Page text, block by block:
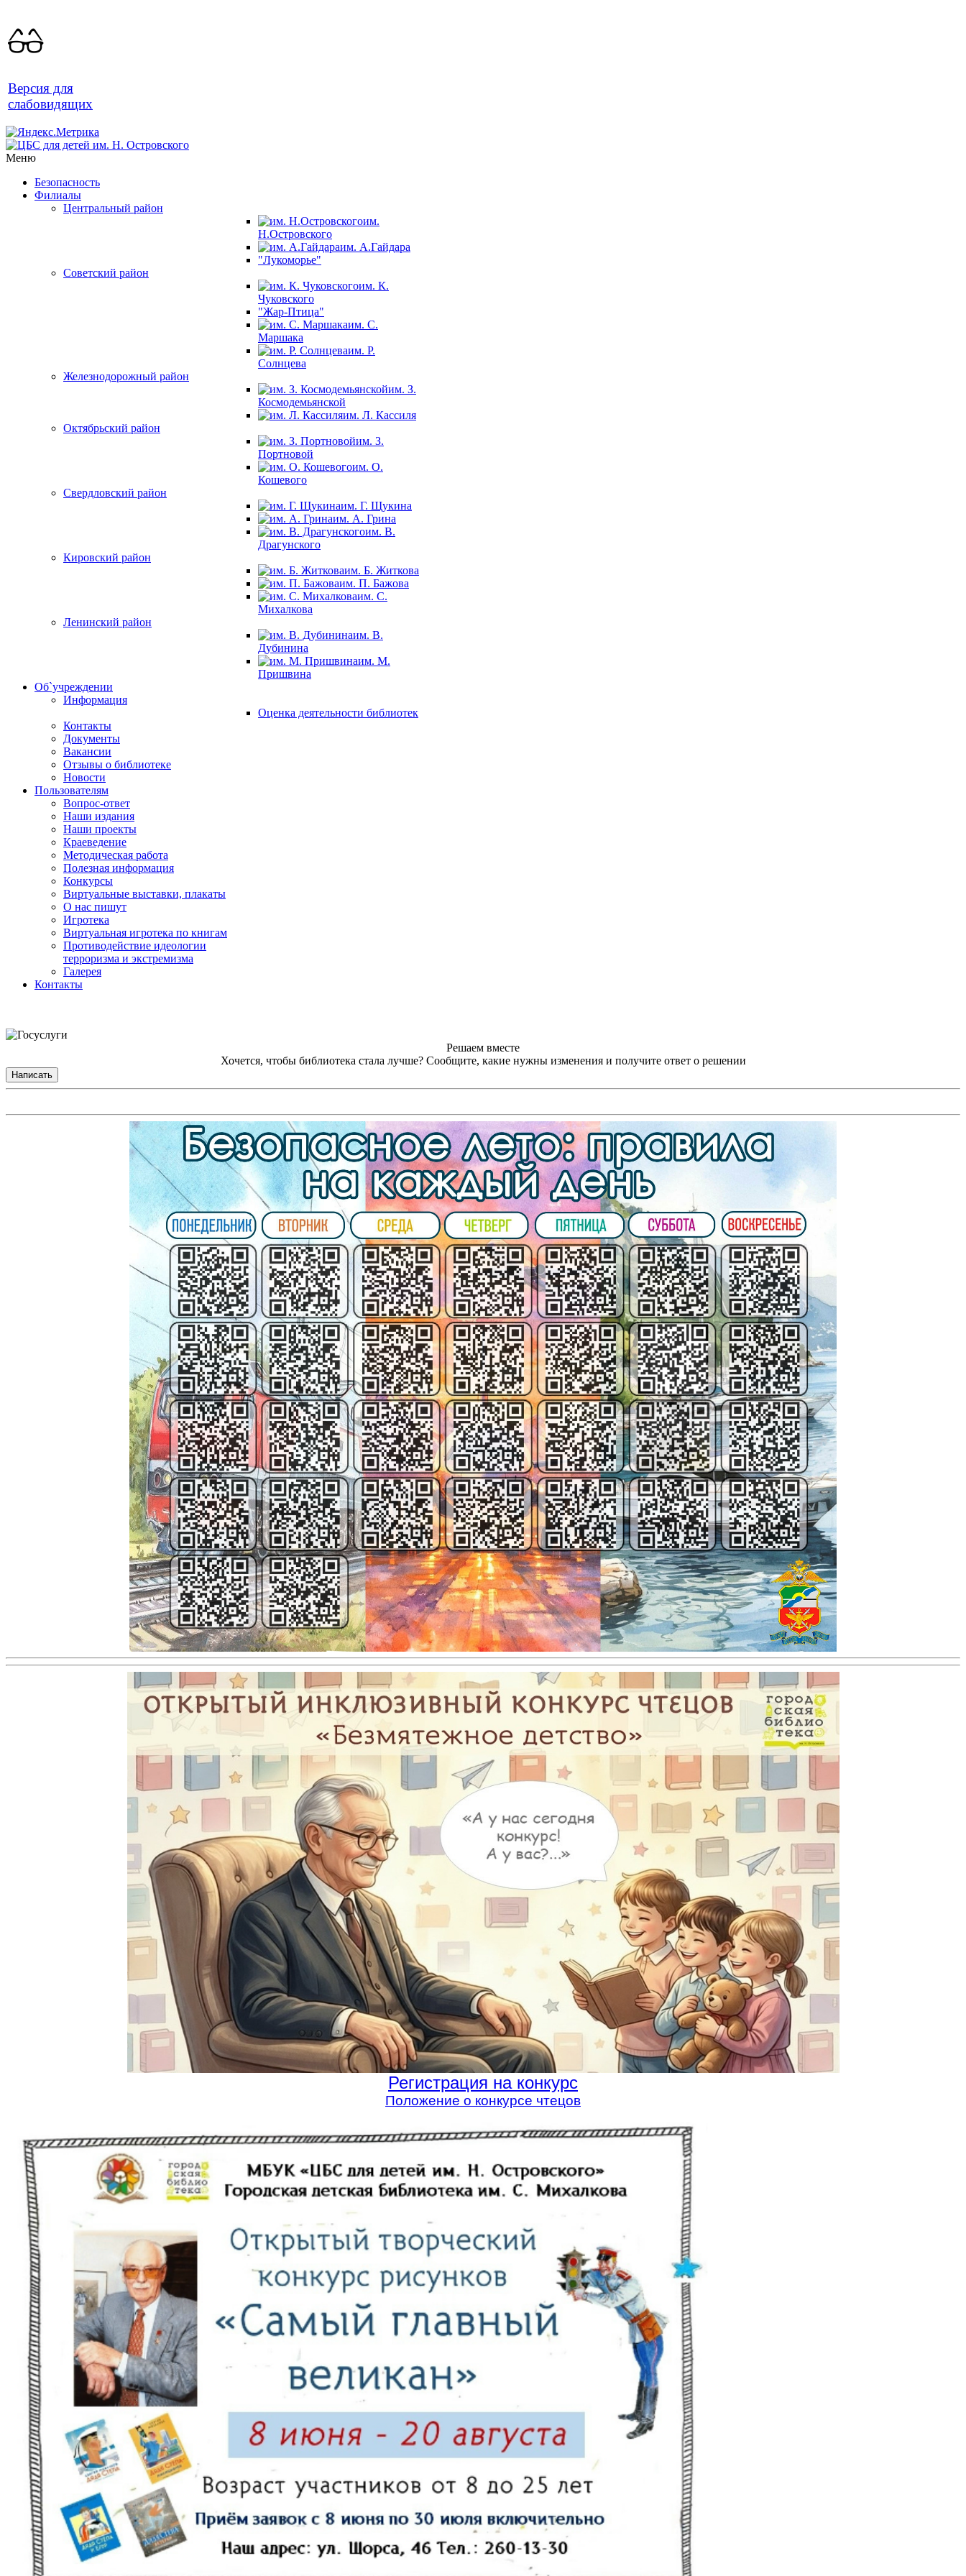
Версия для
слабовидящих
Меню
Безопасность
Филиалы
Центральный район
им.
Н.Островского
им. А.Гайдара
"Лукоморье"
Советский район
им. К.
Чуковского
"Жар-Птица"
им. С.
Маршака
им. Р.
Солнцева
Железнодорожный район
им. З.
Космодемьянской
им. Л. Кассиля
Октябрьский район
им. З.
Портновой
им. О.
Кошевого
Свердловский район
им. Г. Щукина
им. А. Грина
им. В.
Драгунского
Кировский район
им. Б. Житкова
им. П. Бажова
им. С.
Михалкова
Ленинский район
им. В.
Дубинина
им. М.
Пришвина
Об`учреждении
Информация
Оценка деятельности библиотек
Контакты
Документы
Вакансии
Отзывы о библиотеке
Новости
Пользователям
Вопрос-ответ
Наши издания
Наши проекты
Краеведение
Методическая работа
Полезная информация
Конкурсы
Виртуальные выставки, плакаты
О нас пишут
Игротека
Виртуальная игротека по книгам
Противодействие идеологии
терроризма и экстремизма
Галерея
Контакты
Решаем вместе
Хочется, чтобы библиотека стала лучше? Сообщите, какие нужны изменения и получите ответ о решении
Написать
Регистрация на конкурс
Положение о конкурсе чтецов